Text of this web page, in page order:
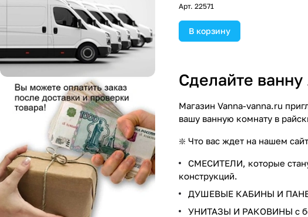
Арт. 22571
В корзину
Сделайте
Магазин Vanna-vanna.ru
вашу ванную комнату в
❇️ Что вас ждет на нашем
СМЕСИТЕЛИ, которые
конструкций.
ДУШЕВЫЕ КАБИНЫ И
УНИТАЗЫ И РАКОВИНЫ с